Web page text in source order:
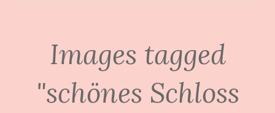
Images tagged
"schönes Schloss